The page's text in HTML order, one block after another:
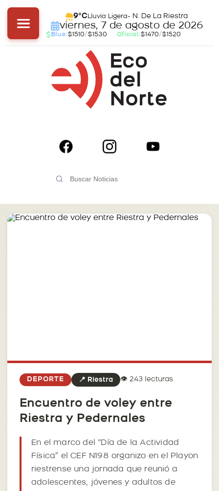
9°C Lluvia Ligera- N. De La Riestra
viernes, 7 de agosto de 2026
Blue:$1510/$1530 Oficial:$1470/$1520
DEPORTE 📍 Riestra 👁️ 243 lecturas
Encuentro de voley entre
Riestra y Pedernales
En el marco del “Día de la Actividad
Física” el CEF N198 organizo en el Playon
riestrense una jornada que reunió a
adolescentes, jóvenes y adultos de